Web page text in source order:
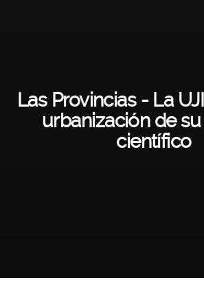
Las Provincias - La
urbanización de
científico